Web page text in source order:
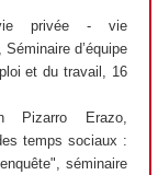
vie privée - vie
Séminaire d’équipe
et du travail, 16
Pizarro Erazo,
temps sociaux :
", séminaire